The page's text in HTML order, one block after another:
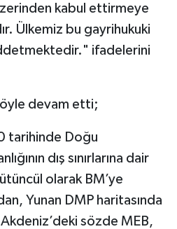
kabul ettirmeye
Ülkemiz bu gayrihukuki
ifadelerini
devam etti;
tarihinde Doğu
dış sınırlarına dair
olarak BM’ye
Yunan DMP haritasında
sözde MEB,